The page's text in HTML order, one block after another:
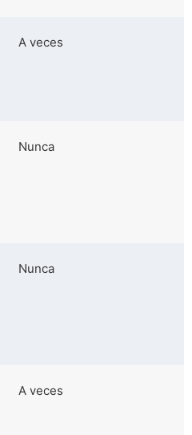
A veces
Nunca
Nunca
A veces